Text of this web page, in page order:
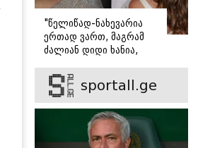
"წელიწად-ნახევარია
ერთად ვართ, მაგრამ
ძალიან დიდი ხანია,
ბარბაქაძის რჩეული და
როგორია მისი
სიყვარულის ამბავი
sportall.ge